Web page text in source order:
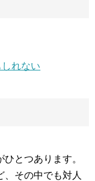
れない
とつあります。
その中でも対人